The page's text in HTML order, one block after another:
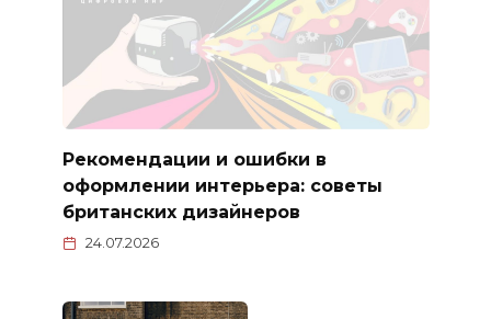
Рекомендации и ошибки в
оформлении интерьера: советы
британских дизайнеров
24.07.2026